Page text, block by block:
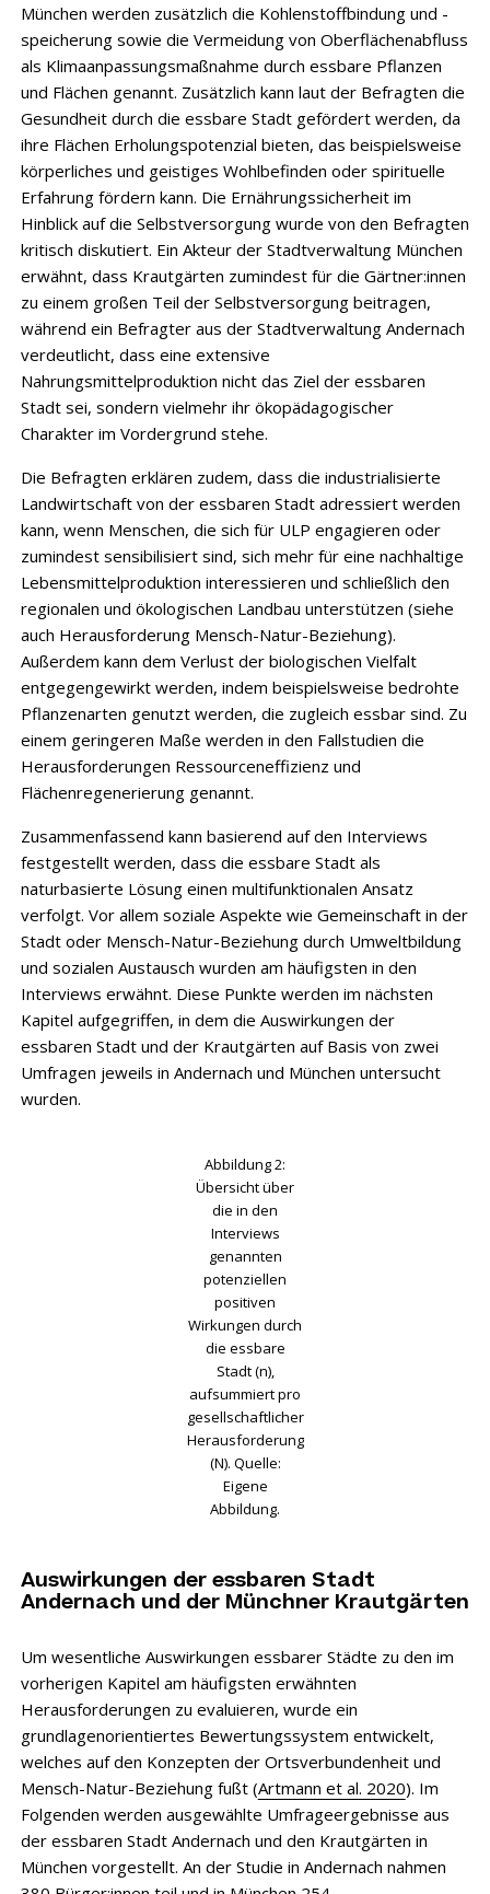
München werden zusätzlich die Kohlenstoffbindung und -
speicherung sowie die Vermeidung von Oberflächenabfluss
als Klimaanpassungsmaßnahme durch essbare Pflanzen
und Flächen genannt. Zusätzlich kann laut der Befragten die
Gesundheit durch die essbare Stadt gefördert werden, da
ihre Flächen Erholungspotenzial bieten, das beispielsweise
körperliches und geistiges Wohlbefinden oder spirituelle
Erfahrung fördern kann. Die Ernährungssicherheit im
Hinblick auf die Selbstversorgung wurde von den Befragten
kritisch diskutiert. Ein Akteur der Stadtverwaltung München
erwähnt, dass Krautgärten zumindest für die Gärtner:innen
zu einem großen Teil der Selbstversorgung beitragen,
während ein Befragter aus der Stadtverwaltung Andernach
verdeutlicht, dass eine extensive
Nahrungsmittelproduktion nicht das Ziel der essbaren
Stadt sei, sondern vielmehr ihr ökopädagogischer
Charakter im Vordergrund stehe.
Die Befragten erklären zudem, dass die industrialisierte
Landwirtschaft von der essbaren Stadt adressiert werden
kann, wenn Menschen, die sich für ULP engagieren oder
zumindest sensibilisiert sind, sich mehr für eine nachhaltige
Lebensmittelproduktion interessieren und schließlich den
regionalen und ökologischen Landbau unterstützen (siehe
auch Herausforderung Mensch-Natur-Beziehung).
Außerdem kann dem Verlust der biologischen Vielfalt
entgegengewirkt werden, indem beispielsweise bedrohte
Pflanzenarten genutzt werden, die zugleich essbar sind. Zu
einem geringeren Maße werden in den Fallstudien die
Herausforderungen Ressourceneffizienz und
Flächenregenerierung genannt.
Zusammenfassend kann basierend auf den Interviews
festgestellt werden, dass die ­essbare Stadt als
naturbasierte Lösung einen multifunktionalen Ansatz
verfolgt. Vor allem soziale Aspekte wie Gemeinschaft in der
Stadt oder Mensch-Natur-Beziehung durch Umweltbildung
und sozialen Austausch wurden am häufigsten in den
Interviews erwähnt. Diese Punkte werden im nächsten
Kapitel aufgegriffen, in dem die Auswirkungen der
essbaren Stadt und der Krautgärten auf Basis von zwei
Umfragen jeweils in Andernach und München untersucht
wurden.
Abbildung 2:
Übersicht über
die in den
Interviews
genannten
potenziellen
positiven
Wirkungen durch
die essbare
Stadt (n),
aufsummiert pro
gesellschaftlicher
Herausforderung
(N). Quelle:
Eigene
Abbildung.
Auswirkungen der essbaren Stadt
Andernach und der Münchner Krautgärten
Um wesentliche Auswirkungen essbarer Städte zu den im
vorherigen Kapitel am häufigsten erwähnten
Herausforderungen zu evaluieren, wurde ein
grundlagenorientiertes Bewertungssystem entwickelt,
welches auf den Konzepten der Ortsverbundenheit und
Mensch-Natur-Beziehung fußt (Artmann et al. 2020). Im
Folgenden werden ausgewählte Umfrageergebnisse aus
der essbaren Stadt Andernach und den Krautgärten in
München vorgestellt. An der Studie in Andernach nahmen